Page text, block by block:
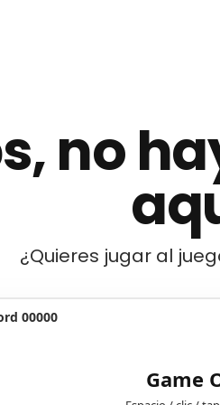
no
¿Quieres jugar al